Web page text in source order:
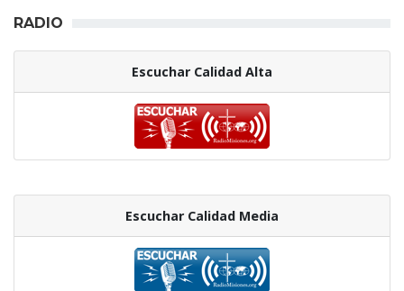
RADIO
Escuchar Calidad Alta
Escuchar Calidad Media